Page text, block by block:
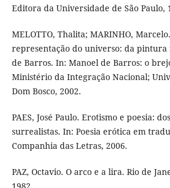
Editora da Universidade de São Paulo,
MELOTTO, Thalita; MARINHO,
representação do universo: da
de Barros. In: Manoel de Barros: o
Ministério da Integração Nacional;
Dom Bosco, 2002.
PAES, José Paulo. Erotismo e poesia:
surrealistas. In: Poesia erótica em
Companhia das Letras, 2006.
PAZ, Octavio. O arco e a lira. Rio de